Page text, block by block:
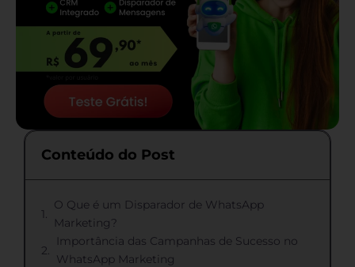
Conteúdo do Post
O Que é um Disparador de WhatsApp
Marketing?
Importância das Campanhas de Sucesso no
WhatsApp Marketing